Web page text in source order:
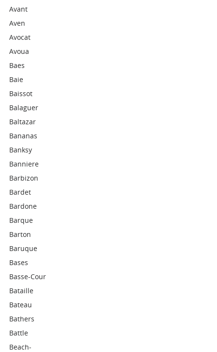
Avant
Aven
Avocat
Avoua
Baes
Baie
Baissot
Balaguer
Baltazar
Bananas
Banksy
Banniere
Barbizon
Bardet
Bardone
Barque
Barton
Baruque
Bases
Basse-Cour
Bataille
Bateau
Bathers
Battle
Beach-